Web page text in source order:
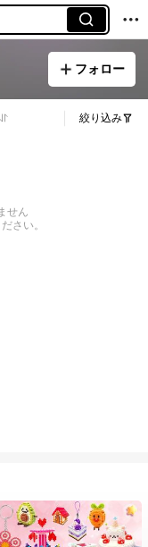
フォロー
絞り込み
せん
さい。